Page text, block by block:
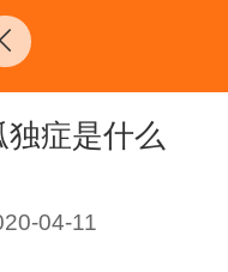
独症是什么
04-11